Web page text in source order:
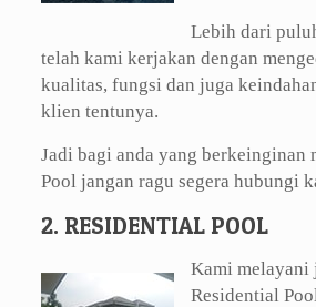
Lebih dari
telah kami kerjakan dengan
kualitas, fungsi dan juga
klien tentunya.
Jadi bagi anda yang berkeinginan
Pool jangan ragu segera hubungi
2. RESIDENTIAL POOL
Kami melayani
Residential